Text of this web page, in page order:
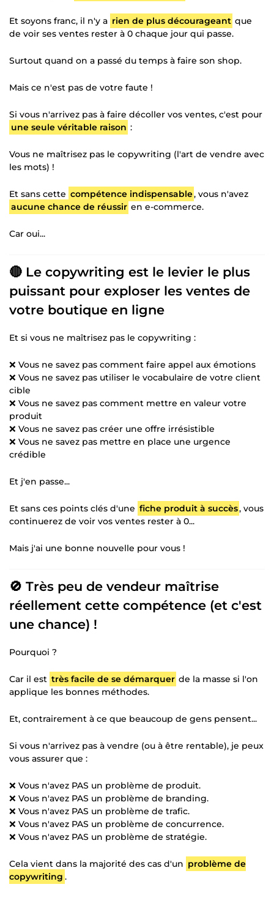
Et soyons franc, il n'y a rien de plus décourageant que
de voir ses ventes rester à 0 chaque jour qui passe.
Surtout quand on a passé du temps à faire son shop.
Mais ce n'est pas de votre faute !
Si vous n'arrivez pas à faire décoller vos ventes, c'est pour
une seule véritable raison :
Vous ne maîtrisez pas le copywriting (l'art de vendre avec
les mots) !
Et sans cette compétence indispensable, vous n'avez
aucune chance de réussir en e-commerce.
Car oui...
🔴 Le copywriting est le levier le plus
puissant pour exploser les ventes de
votre boutique en ligne
Et si vous ne maîtrisez pas le copywriting :
❌ Vous ne savez pas comment faire appel aux émotions
❌ Vous ne savez pas utiliser le vocabulaire de votre client
cible
❌ Vous ne savez pas comment mettre en valeur votre
produit
❌ Vous ne savez pas créer une offre irrésistible
❌ Vous ne savez pas mettre en place une urgence
crédible
Et j'en passe...
Et sans ces points clés d'une fiche produit à succès, vous
continuerez de voir vos ventes rester à 0...
Mais j'ai une bonne nouvelle pour vous !
🚫 Très peu de vendeur maîtrise
réellement cette compétence (et c'est
une chance) !
Pourquoi ?
Car il est très facile de se démarquer de la masse si l'on
applique les bonnes méthodes.
Et, contrairement à ce que beaucoup de gens pensent...
Si vous n'arrivez pas à vendre (ou à être rentable), je peux
vous assurer que :
❌ Vous n'avez PAS un problème de produit.
❌ Vous n'avez PAS un problème de branding.
❌ Vous n'avez PAS un problème de trafic.
❌ Vous n'avez PAS un problème de concurrence.
❌ Vous n'avez PAS un problème de stratégie.
Cela vient dans la majorité des cas d'un problème de
copywriting .